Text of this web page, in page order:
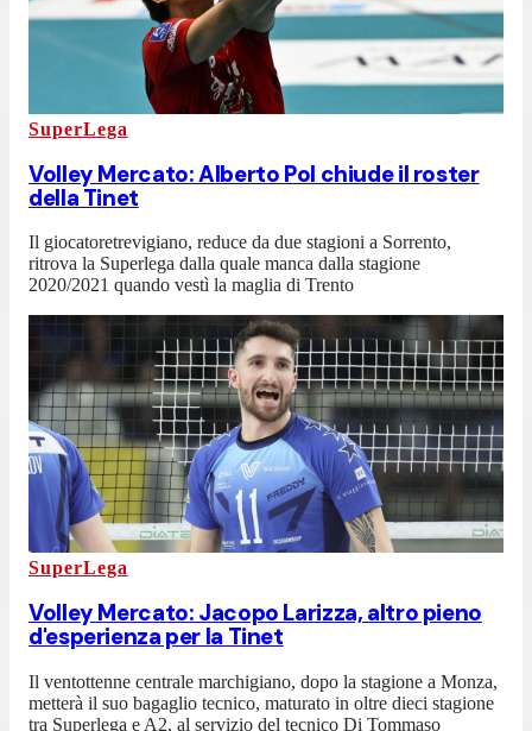
SuperLega
Volley Mercato: Alberto Pol chiude il roster
della Tinet
Il giocatoretrevigiano, reduce da due stagioni a Sorrento,
ritrova la Superlega dalla quale manca dalla stagione
2020/2021 quando vestì la maglia di Trento
SuperLega
Volley Mercato: Jacopo Larizza, altro pieno
d'esperienza per la Tinet
Il ventottenne centrale marchigiano, dopo la stagione a Monza,
metterà il suo bagaglio tecnico, maturato in oltre dieci stagione
tra Superlega e A2, al servizio del tecnico Di Tommaso